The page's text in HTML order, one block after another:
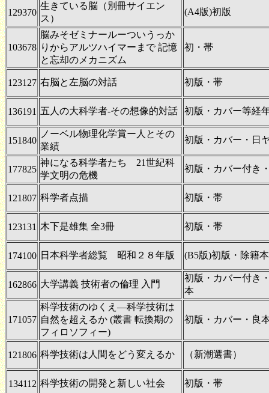
129370
生きている脳（別冊サイエン
ス）
(A4版)初版
103678
脳みそゼミナールーついうっか
りからアルツハイマーまで 記憶
と忘却のメカニズム
初・帯
123127 右脳と左脳の対話 初版・帯
136191 五人の大科学者-その想像的対話 初版・カバー等経
151840
ノーベル物理化学賞ー人とその
業績
初版・カバー・日
177825
神になる科学者たち 21世紀科
学文明の危機
初版・カバー付き
121807 科学者点描 初版・帯
123131 木下是雄集 全3冊 初版・帯
174100 日本科学者総覧 昭和２８年版 (B5版)初版・除籍
162866 大学講義 技術者の倫理 入門
初版・カバー付き
本
171057
科学技術のゆくえ―科学技術は
自然を超えるか (叢書 転換期の
フィロソフィー)
初版・カバー・良
121806 科学技術は人間をどう変えるか （新潮選書）
134112 科学技術の開発と新しい社会 初版・帯